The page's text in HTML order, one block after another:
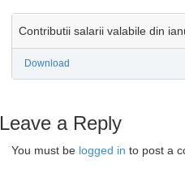
Contributii salarii valabile din
Download
Leave a Reply
You must be logged in to post a